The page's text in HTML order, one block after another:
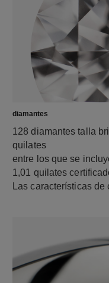
diamantes
128 diamantes talla
quilates
entre los que se
1,01 quilates
Las características